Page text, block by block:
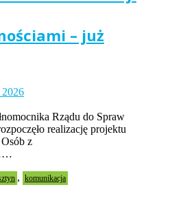
– już
2026
Rządu do Spraw
realizację projektu
z
, komunikacja